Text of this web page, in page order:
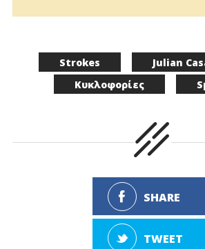
Strokes
Julian
Κυκλοφορίες
SHARE
TWEET